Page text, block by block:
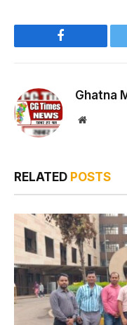
Facebook
Ghatna
Website
RELATED POSTS